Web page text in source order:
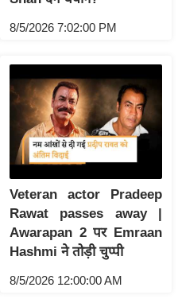
8/5/2026 7:02:00 PM
Veteran actor Pradeep
Rawat passes away |
Awarapan 2 पर Emraan
Hashmi ने तोड़ी चुप्पी
8/5/2026 12:00:00 AM